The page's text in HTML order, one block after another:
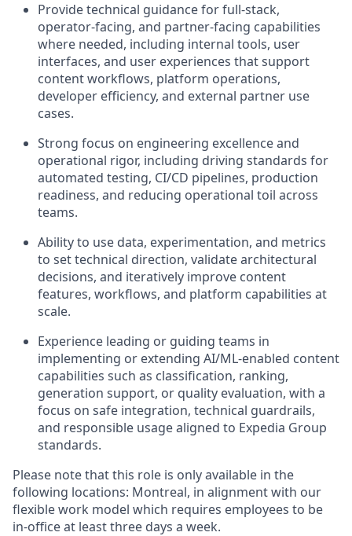
Providetechnical guidance for full-stack,
operator-facing, and partner-facing capabilities
where needed, including internal tools, user
interfaces, and user experiences that support
content workflows, platform operations,
developer efficiency, and external partner use
cases.
Strong focus on engineering excellence and
operational rigor, including driving standards for
automated testing, CI/CD pipelines, production
readiness, and reducing operational toil across
teams.
Ability to use data, experimentation, and metrics
to set technical direction, validatearchitectural
decisions, and iteratively improve content
features, workflows, and platform capabilities at
scale.
Experience leading or guiding teams in
implementing or extending AI/ML-enabled content
capabilities such as classification, ranking,
generation support, or quality evaluation, with a
focus on safe integration, technical guardrails,
and responsible usage aligned to Expedia Group
standards.
Please note that this role is only available in the
following locations: Montreal, in alignment with our
flexible work model which requires employees to be
in-office at least three days a week.